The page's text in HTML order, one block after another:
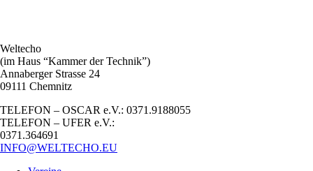
Weltecho
(im Haus “Kammer der Technik”)
Annaberger Strasse 24
09111 Chemnitz
TELEFON – OSCAR e.V.: 0371.9188055
TELEFON – UFER e.V.:
0371.364691
INFO@WELTECHO.EU